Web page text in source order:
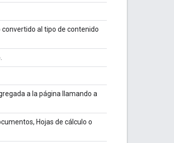
al tipo de contenido
a la página llamando a
Hojas de cálculo o